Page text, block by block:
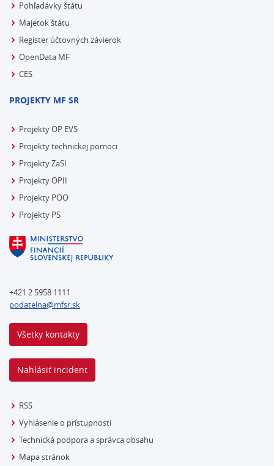
Pohľadávky štátu
Majetok štátu
Register účtovných závierok
OpenData MF
CES
PROJEKTY MF SR
Projekty OP EVS
Projekty technickej pomoci
Projekty ZaSI
Projekty OPII
Projekty POO
Projekty PS
+421 2 5958 1111
podatelna@mfsr.sk
Všetky kontakty
Nahlásiť incident
RSS
Vyhlásenie o prístupnosti
Technická podpora a správca obsahu
Mapa stránok